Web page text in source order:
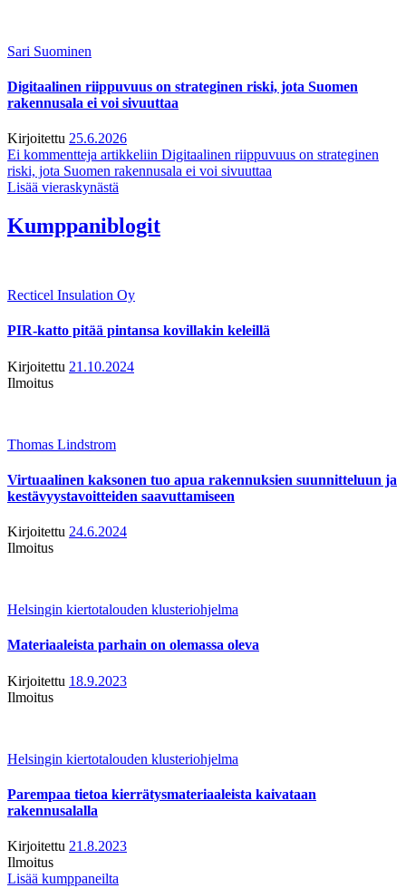
Sari Suominen
Digitaalinen riippuvuus on strateginen riski, jota Suomen
rakennusala ei voi sivuuttaa
Kirjoitettu 25.6.2026
Ei kommentteja artikkeliin Digitaalinen riippuvuus on strateginen
riski, jota Suomen rakennusala ei voi sivuuttaa
Lisää vieraskynästä
Kumppaniblogit
Recticel Insulation Oy
PIR-katto pitää pintansa kovillakin keleillä
Kirjoitettu 21.10.2024
Ilmoitus
Thomas Lindstrom
Virtuaalinen kaksonen tuo apua rakennuksien suunnitteluun ja
kestävyystavoitteiden saavuttamiseen
Kirjoitettu 24.6.2024
Ilmoitus
Helsingin kiertotalouden klusteriohjelma
Materiaaleista parhain on olemassa oleva
Kirjoitettu 18.9.2023
Ilmoitus
Helsingin kiertotalouden klusteriohjelma
Parempaa tietoa kierrätysmateriaaleista kaivataan
rakennusalalla
Kirjoitettu 21.8.2023
Ilmoitus
Lisää kumppaneilta